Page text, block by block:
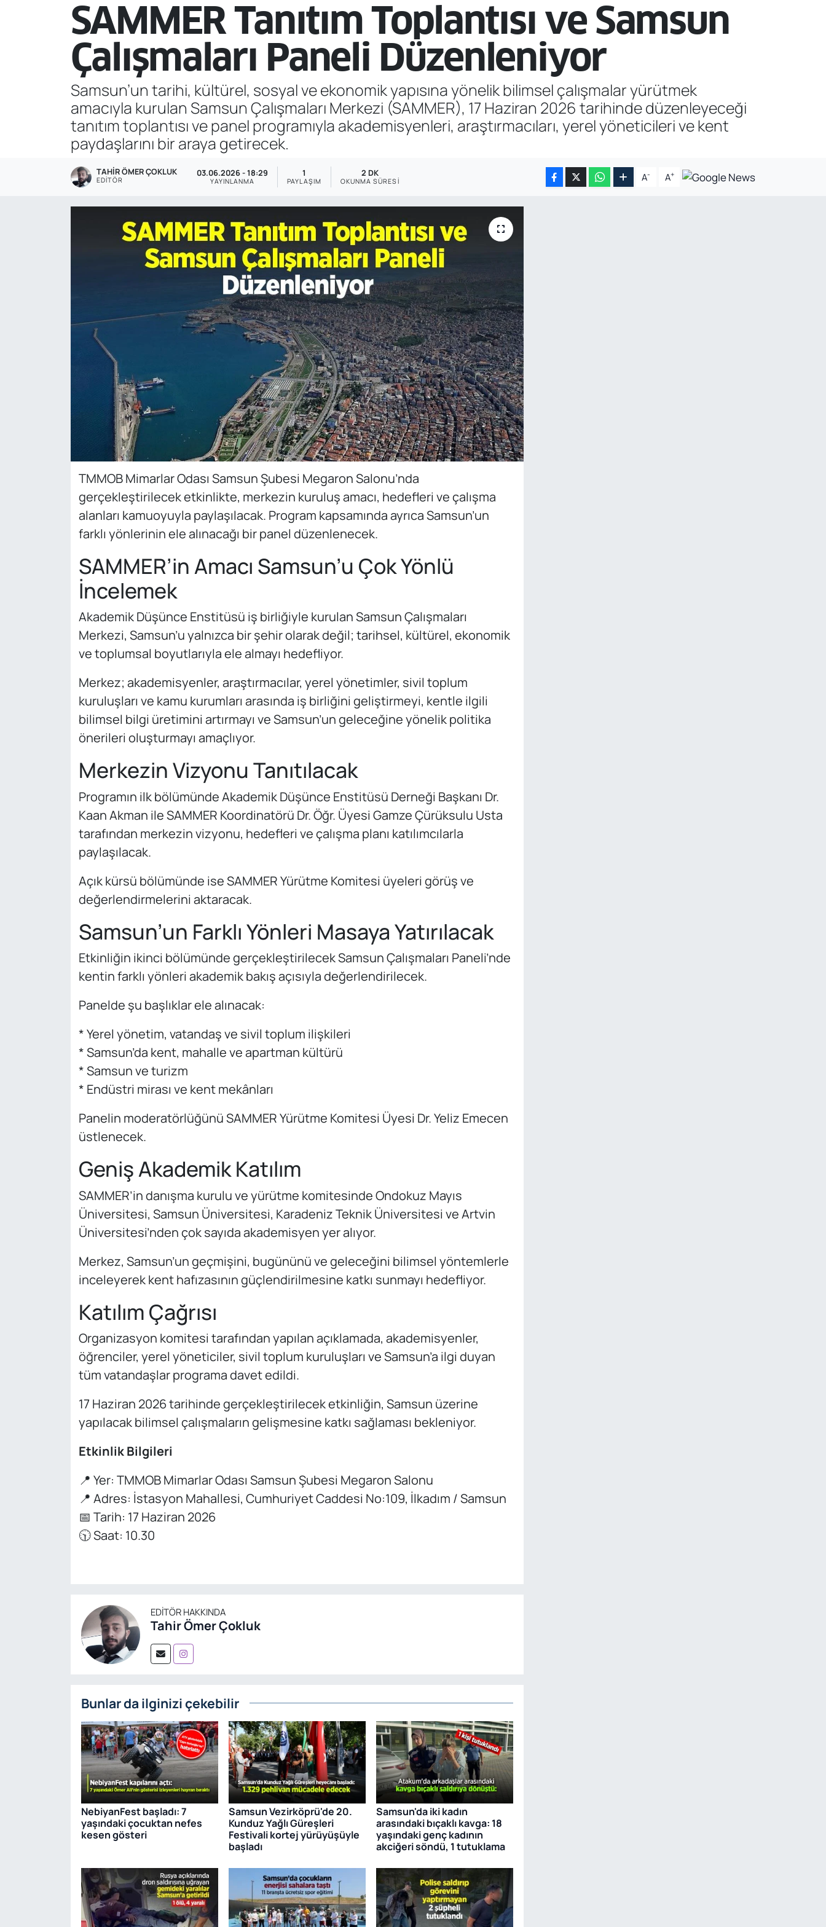
SAMMER Tanıtım Toplantısı ve Samsun
Çalışmaları Paneli Düzenleniyor
Samsun’un tarihi, kültürel, sosyal ve ekonomik yapısına yönelik bilimsel çalışmalar yürütmek
amacıyla kurulan Samsun Çalışmaları Merkezi (SAMMER), 17 Haziran 2026 tarihinde düzenleyeceği
tanıtım toplantısı ve panel programıyla akademisyenleri, araştırmacıları, yerel yöneticileri ve kent
paydaşlarını bir araya getirecek.
TAHIR ÖMER ÇOKLUK
EDITÖR
03.06.2026 - 18:29
YAYINLANMA
1
PAYLAŞIM
2 DK
OKUNMA SÜRESI A- A+
TMMOB Mimarlar Odası Samsun Şubesi Megaron Salonu’nda
gerçekleştirilecek etkinlikte, merkezin kuruluş amacı, hedefleri ve çalışma
alanları kamuoyuyla paylaşılacak. Program kapsamında ayrıca Samsun’un
farklı yönlerinin ele alınacağı bir panel düzenlenecek.
SAMMER’in Amacı Samsun’u Çok Yönlü
İncelemek
Akademik Düşünce Enstitüsü iş birliğiyle kurulan Samsun Çalışmaları
Merkezi, Samsun’u yalnızca bir şehir olarak değil; tarihsel, kültürel, ekonomik
ve toplumsal boyutlarıyla ele almayı hedefliyor.
Merkez; akademisyenler, araştırmacılar, yerel yönetimler, sivil toplum
kuruluşları ve kamu kurumları arasında iş birliğini geliştirmeyi, kentle ilgili
bilimsel bilgi üretimini artırmayı ve Samsun’un geleceğine yönelik politika
önerileri oluşturmayı amaçlıyor.
Merkezin Vizyonu Tanıtılacak
Programın ilk bölümünde Akademik Düşünce Enstitüsü Derneği Başkanı Dr.
Kaan Akman ile SAMMER Koordinatörü Dr. Öğr. Üyesi Gamze Çürüksulu Usta
tarafından merkezin vizyonu, hedefleri ve çalışma planı katılımcılarla
paylaşılacak.
Açık kürsü bölümünde ise SAMMER Yürütme Komitesi üyeleri görüş ve
değerlendirmelerini aktaracak.
Samsun’un Farklı Yönleri Masaya Yatırılacak
Etkinliğin ikinci bölümünde gerçekleştirilecek Samsun Çalışmaları Paneli’nde
kentin farklı yönleri akademik bakış açısıyla değerlendirilecek.
Panelde şu başlıklar ele alınacak:
* Yerel yönetim, vatandaş ve sivil toplum ilişkileri
* Samsun’da kent, mahalle ve apartman kültürü
* Samsun ve turizm
* Endüstri mirası ve kent mekânları
Panelin moderatörlüğünü SAMMER Yürütme Komitesi Üyesi Dr. Yeliz Emecen
üstlenecek.
Geniş Akademik Katılım
SAMMER’in danışma kurulu ve yürütme komitesinde Ondokuz Mayıs
Üniversitesi, Samsun Üniversitesi, Karadeniz Teknik Üniversitesi ve Artvin
Üniversitesi’nden çok sayıda akademisyen yer alıyor.
Merkez, Samsun’un geçmişini, bugününü ve geleceğini bilimsel yöntemlerle
inceleyerek kent hafızasının güçlendirilmesine katkı sunmayı hedefliyor.
Katılım Çağrısı
Organizasyon komitesi tarafından yapılan açıklamada, akademisyenler,
öğrenciler, yerel yöneticiler, sivil toplum kuruluşları ve Samsun’a ilgi duyan
tüm vatandaşlar programa davet edildi.
17 Haziran 2026 tarihinde gerçekleştirilecek etkinliğin, Samsun üzerine
yapılacak bilimsel çalışmaların gelişmesine katkı sağlaması bekleniyor.
Etkinlik Bilgileri
📍 Yer: TMMOB Mimarlar Odası Samsun Şubesi Megaron Salonu
📍 Adres: İstasyon Mahallesi, Cumhuriyet Caddesi No:109, İlkadım / Samsun
📅 Tarih: 17 Haziran 2026
🕥 Saat: 10.30
EDITÖR HAKKINDA
Tahir Ömer Çokluk
Bunlar da ilginizi çekebilir
NebiyanFest başladı: 7
yaşındaki çocuktan nefes
kesen gösteri
Samsun Vezirköprü'de 20.
Kunduz Yağlı Güreşleri
Festivali kortej yürüyüşüyle
başladı
Samsun'da iki kadın
arasındaki bıçaklı kavga: 18
yaşındaki genç kadının
akciğeri söndü, 1 tutuklama
Gündem
Özel Haber
POLİTİKA
Siyaset